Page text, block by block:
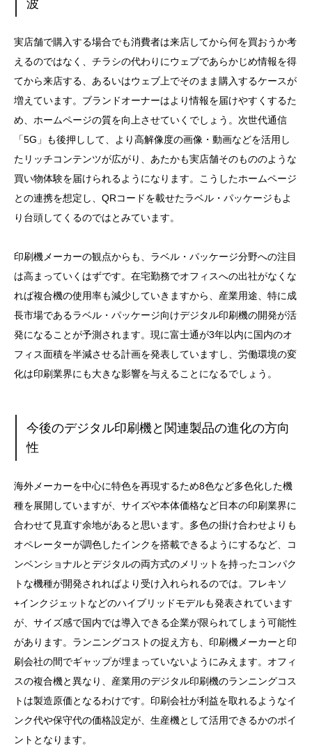
波
実店舗で購入する場合でも消費者は来店してから何を買おうか考
えるのではなく、チラシの代わりにウェブであらかじめ情報を得
てから来店する、あるいはウェブ上でそのまま購入するケースが
増えています。ブランドオーナーはより情報を届けやすくするた
め、ホームページの質を向上させていくでしょう。次世代通信
「5G」も後押しして、より高解像度の画像・動画などを活用し
たリッチコンテンツが広がり、あたかも実店舗そのもののような
買い物体験を届けられるようになります。こうしたホームページ
との連携を想定し、QRコードを載せたラベル・パッケージもよ
り台頭してくるのではとみています。
印刷機メーカーの観点からも、ラベル・パッケージ分野への注目
は高まっていくはずです。在宅勤務でオフィスへの出社がなくな
れば複合機の使用率も減少していきますから、産業用途、特に成
長市場であるラベル・パッケージ向けデジタル印刷機の開発が活
発になることが予測されます。現に富士通が3年以内に国内のオ
フィス面積を半減させる計画を発表していますし、労働環境の変
化は印刷業界にも大きな影響を与えることになるでしょう。
今後のデジタル印刷機と関連製品の進化の方向
性
海外メーカーを中心に特色を再現するため8色など多色化した機
種を展開していますが、サイズや本体価格など日本の印刷業界に
合わせて見直す余地があると思います。多色の掛け合わせよりも
オペレーターが調色したインクを搭載できるようにするなど、コ
ンベンショナルとデジタルの両方式のメリットを持ったコンパク
トな機種が開発されればより受け入れられるのでは。フレキソ
+インクジェットなどのハイブリッドモデルも発表されています
が、サイズ感で国内では導入できる企業が限られてしまう可能性
があります。ランニングコストの捉え方も、印刷機メーカーと印
刷会社の間でギャップが埋まっていないようにみえます。オフィ
スの複合機と異なり、産業用のデジタル印刷機のランニングコス
トは製造原価となるわけです。印刷会社が利益を取れるようなイ
ンク代や保守代の価格設定が、生産機として活用できるかのポイ
ントとなります。